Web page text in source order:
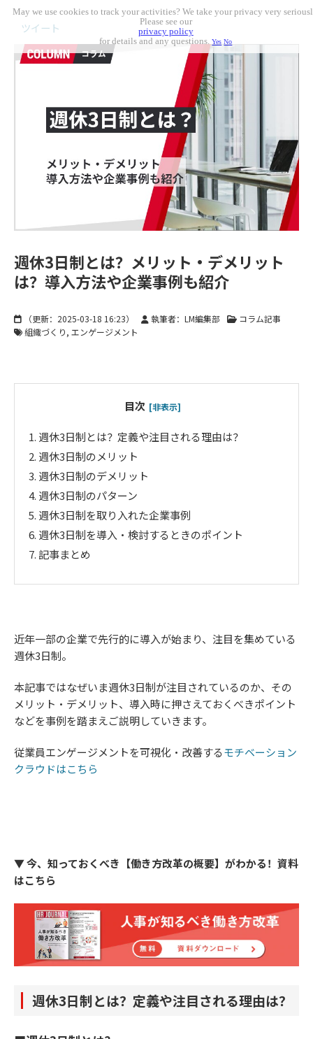
ツイート
週休3日制とは？メリット・デメリット
は？導入方法や企業事例も紹介
（更新： 2025-03-18 16:23） 執筆者：LM編集部
コラム記事
組織づくり エンゲージメント
目次 [非表示]
1. 週休3日制とは？定義や注目される理由は？
2. 週休3日制のメリット
3. 週休3日制のデメリット
4. 週休3日制のパターン
5. 週休3日制を取り入れた企業事例
6. 週休3日制を導入・検討するときのポイント
7. 記事まとめ
近年一部の企業で先行的に導入が始まり、注目を集めている
週休3日制。
本記事ではなぜいま週休3日制が注目されているのか、その
メリット・デメリット、導入時に押さえておくべきポイント
などを事例を踏まえご説明していきます。
従業員エンゲージメントを可視化・改善するモチベーション
クラウドはこちら
▼ 今、知っておくべき【働き方改革の概要】がわかる！資料
はこちら
週休3日制とは？定義や注目される理由は？
May we use cookies to track your activities? We take your privacy very
Please see our
privacy policy
for details and any questions.Yes No